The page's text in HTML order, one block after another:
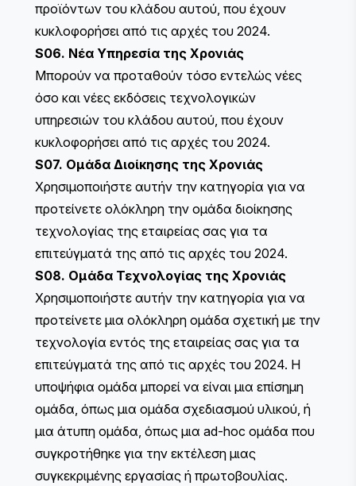
προϊόντων του κλάδου αυτού, που έχουν
κυκλοφορήσει από τις αρχές του 2024.
S06. Νέα Υπηρεσία της Χρονιάς
Μπορούν να προταθούν τόσο εντελώς νέες
όσο και νέες εκδόσεις τεχνολογικών
υπηρεσιών του κλάδου αυτού, που έχουν
κυκλοφορήσει από τις αρχές του 2024.
S07. Ομάδα Διοίκησης της Χρονιάς
Χρησιμοποιήστε αυτήν την κατηγορία για να
προτείνετε ολόκληρη την ομάδα διοίκησης
τεχνολογίας της εταιρείας σας για τα
επιτεύγματά της από τις αρχές του 2024.
S08. Ομάδα Τεχνολογίας της Χρονιάς
Χρησιμοποιήστε αυτήν την κατηγορία για να
προτείνετε μια ολόκληρη ομάδα σχετική με την
τεχνολογία εντός της εταιρείας σας για τα
επιτεύγματά της από τις αρχές του 2024. Η
υποψήφια ομάδα μπορεί να είναι μια επίσημη
ομάδα, όπως μια ομάδα σχεδιασμού υλικού, ή
μια άτυπη ομάδα, όπως μια ad-hoc ομάδα που
συγκροτήθηκε για την εκτέλεση μιας
συγκεκριμένης εργασίας ή πρωτοβουλίας.